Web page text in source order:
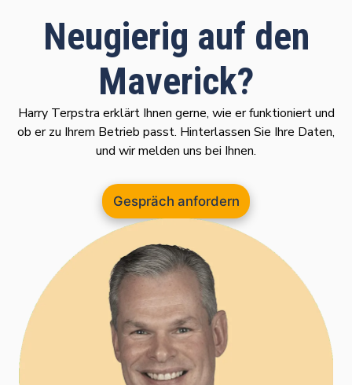
Neugierig auf den
Maverick?
Harry Terpstra erklärt Ihnen gerne, wie er funktioniert und
ob er zu Ihrem Betrieb passt. Hinterlassen Sie Ihre Daten,
und wir melden uns bei Ihnen.
Gespräch anfordern